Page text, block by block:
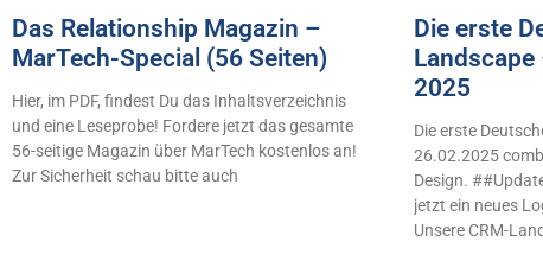
Das Relationship Magazin –
MarTech-Special (56 Seiten)
Hier, im PDF, findest Du das Inhaltsverzeichnis
und eine Leseprobe! Fordere jetzt das gesamte
56-seitige Magazin über MarTech kostenlos an!
Zur Sicherheit schau bitte auch
Die erste
Landscape
2025
Die erste
26.02.2025
Design.
jetzt ein neues
Unsere CRM-